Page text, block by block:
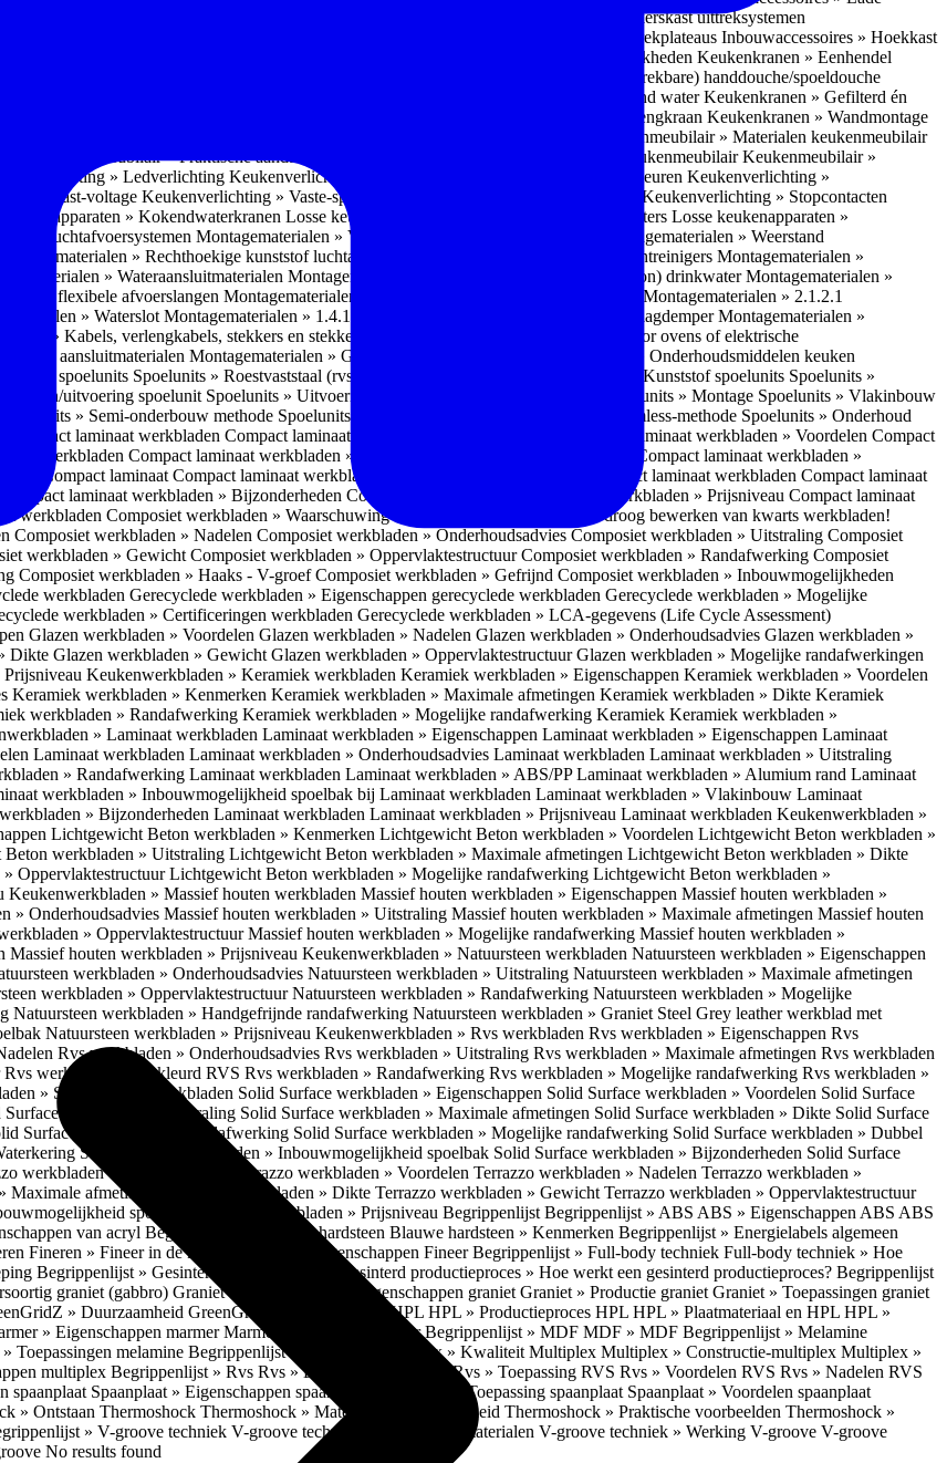
Inbouwaccessoires » Apothekerskast uittreksystemen
Inbouwaccessoires » Hoekkast uittrekplateaus Inbouwaccessoires » Hoekkast
Keukenkranen » Bedieningsmogelijkheden Keukenkranen » Eenhendel
Keukenkranen » Met (uitrekbare) handdouche/spoeldouche
Keukenkranen » Kokend waterKeukenkranen » Gefilterd én
Keukenkranen » Bladmengkraan Keukenkranen » Wandmontage
Keukenmeubilair » Materialen keukenmeubilair
Keukenmeubilair » Praktische aandachtspunten Keukenmeubilair » Duurzaamheid keukenmeubilairKeukenmeubilair »
» Ledverlichting Keukenverlichting » Installatie Keukenverlichting » Lichtkleuren Keukenverlichting »
» Vast-voltage Keukenverlichting » Vaste-spanning
Keukenverlichting » Stopcontacten
keukenapparaten » Kokendwaterkranen Losse keukenapparaten » Plintverwarming/plintheaters Losse keukenapparaten »
» Luchtafvoersystemen Montagematerialen » Verschillende Luchtafvoersystemen
Montagematerialen » Weerstand
Montagematerialen » Rechthoekige kunststof luchtafvoersystemen Montagematerialen » Luchtreinigers Montagematerialen »
» Wateraansluitmaterialen Montagematerialen » Aansluitmateriaal voor (schoon) drinkwaterMontagematerialen »
Ronde flexibele afvoerslangen Montagematerialen » Dempingsysteem van lades en deuren Montagematerialen » 2.1.2.1
» Waterslot Montagematerialen » 1.4.1 Plasmafilter Montagematerialen » WaterslagdemperMontagematerialen »
» Kabels, verlengkabels, stekkers en stekkerblokken
Montagematerialen » Kabels voor ovens of elektrische
» Gas aansluitmaterialen Montagematerialen » Gasaansluitmaterialen
Montagematerialen » Onderhoudsmiddelen keuken
spoelunits Spoelunits » Roestvaststaal (rvs) Spoelunits » Kunststof spoelunits Spoelunits »
Design/uitvoering spoelunit Spoelunits » Uitvoering Spoelunits » Montage Spoelunits » Vlakinbouw
Spoelunits » Semi-onderbouw methode Spoelunits » Tussenbouw methode Spoelunits » Rimless-methode Spoelunits » Onderhoud
Compact laminaat werkbladen Compact laminaat werkbladen » Eigenschappen
Compact laminaat werkbladen » Voordelen Compact
werkbladen Compact laminaat werkbladen » Nanotech massief laminaat werkbladen
Compact laminaat werkbladen »
Compact laminaat Compact laminaat werkbladen » Mogelijke randafwerking Compact laminaat werkbladen Compact laminaat
Compact laminaat werkbladen » Bijzonderheden Compact laminaat
Compact laminaat werkbladen » Prijsniveau Compact laminaat
werkbladen Composiet werkbladen » Waarschuwing Monteurs: bescherm je bij het droog bewerken van kwarts werkbladen!
Composiet werkbladen » Nadelen Composiet werkbladen » OnderhoudsadviesComposiet werkbladen » Uitstraling Composiet
werkbladen » Gewicht Composiet werkbladen » OppervlaktestructuurComposiet werkbladen » Randafwerking Composiet
Composiet werkbladen » Haaks - V-groefComposiet werkbladen » Gefrijnd Composiet werkbladen » Inbouwmogelijkheden
werkbladen Gerecyclede werkbladen » Eigenschappen gerecyclede werkbladen Gerecyclede werkbladen » Mogelijke
werkbladen » Certificeringen werkbladen Gerecyclede werkbladen » LCA-gegevens (Life Cycle Assessment)
Glazen werkbladen » Voordelen Glazen werkbladen » Nadelen Glazen werkbladen » Onderhoudsadvies Glazen werkbladen »
Dikte Glazen werkbladen » Gewicht Glazen werkbladen » OppervlaktestructuurGlazen werkbladen » Mogelijke randafwerkingen
Keukenwerkbladen » Keramiek werkbladen Keramiek werkbladen » Eigenschappen Keramiek werkbladen » Voordelen
Keramiek werkbladen » Kenmerken Keramiek werkbladen » Maximale afmetingen Keramiek werkbladen » Dikte Keramiek
werkbladen » Randafwerking Keramiek werkbladen » Mogelijke randafwerking Keramiek Keramiek werkbladen »
» Laminaat werkbladen Laminaat werkbladen » Eigenschappen Laminaat werkbladen » Eigenschappen Laminaat
Laminaat werkbladen Laminaat werkbladen » Onderhoudsadvies Laminaat werkbladen Laminaat werkbladen » Uitstraling
» Randafwerking Laminaat werkbladen Laminaat werkbladen » ABS/PPLaminaat werkbladen » Alumium rand Laminaat
werkbladen » Inbouwmogelijkheid spoelbak bij Laminaat werkbladen Laminaat werkbladen » Vlakinbouw Laminaat
» Bijzonderheden Laminaat werkbladen Laminaat werkbladen » Prijsniveau Laminaat werkbladen Keukenwerkbladen »
Lichtgewicht Beton werkbladen » Kenmerken Lichtgewicht Beton werkbladen » Voordelen Lichtgewicht Beton werkbladen »
werkbladen » Uitstraling Lichtgewicht Beton werkbladen » Maximale afmetingen Lichtgewicht Beton werkbladen » Dikte
OppervlaktestructuurLichtgewicht Beton werkbladen » Mogelijke randafwerking Lichtgewicht Beton werkbladen »
Keukenwerkbladen » Massief houten werkbladen Massief houten werkbladen » Eigenschappen Massief houten werkbladen »
» Onderhoudsadvies Massief houten werkbladen » Uitstraling Massief houten werkbladen » Maximale afmetingen Massief houten
» OppervlaktestructuurMassief houten werkbladen » Mogelijke randafwerking Massief houten werkbladen »
Massief houten werkbladen » Prijsniveau Keukenwerkbladen » Natuursteen werkbladen Natuursteen werkbladen » Eigenschappen
werkbladen » Onderhoudsadvies Natuursteen werkbladen » Uitstraling Natuursteen werkbladen » Maximale afmetingen
werkbladen » OppervlaktestructuurNatuursteen werkbladen » Randafwerking Natuursteen werkbladen » Mogelijke
Natuursteen werkbladen » Handgefrijnde randafwerking Natuursteen werkbladen » Graniet Steel Grey leather werkblad met
Natuursteen werkbladen » Prijsniveau Keukenwerkbladen » Rvs werkbladen Rvs werkbladen » Eigenschappen Rvs
Rvs werkbladen » Onderhoudsadvies Rvs werkbladen » Uitstraling Rvs werkbladen » Maximale afmetingen Rvs werkbladen
Rvs werkbladen » Gekleurd RVS Rvs werkbladen » Randafwerking Rvs werkbladen » Mogelijke randafwerking Rvs werkbladen »
» Solid Surface werkbladen Solid Surface werkbladen » Eigenschappen Solid Surface werkbladen » Voordelen Solid Surface
Surface werkbladen » Uitstraling Solid Surface werkbladen » Maximale afmetingen Solid Surface werkbladen » Dikte Solid Surface
Surface werkbladen » Randafwerking Solid Surface werkbladen » Mogelijke randafwerking Solid Surface werkbladen » Dubbel
Solid Surface werkbladen » Inbouwmogelijkheid spoelbak Solid Surface werkbladen » Bijzonderheden Solid Surface
werkbladen » Eigenschappen Terrazzo werkbladen » Voordelen Terrazzo werkbladen » Nadelen Terrazzo werkbladen »
Maximale afmetingen Terrazzo werkbladen » Dikte Terrazzo werkbladen » Gewicht Terrazzo werkbladen » Oppervlaktestructuur
spoelbak Terrazzo werkbladen » Prijsniveau Begrippenlijst Begrippenlijst » ABS ABS » Eigenschappen ABS ABS
van acryl Begrippenlijst » Blauwe hardsteen Blauwe hardsteen » Kenmerken Begrippenlijst » Energielabels algemeen
Fineren » Fineer in de keuken Fineren » Eigenschappen FineerBegrippenlijst » Full-body techniek Full-body techniek » Hoe
Begrippenlijst » Gesinterd productieproces Gesinterd productieproces » Hoe werkt een gesinterd productieproces? Begrippenlijst
graniet (gabbro) Graniet » Gneis Graniet » Eigenschappen graniet Graniet » Productie graniet Graniet » Toepassingen graniet
» Duurzaamheid GreenGridz Begrippenlijst » HPL HPL » Productieproces HPL HPL » Plaatmateriaal en HPL HPL »
» Eigenschappen marmerMarmer » Productie marmerBegrippenlijst » MDF MDF » MDF Begrippenlijst » Melamine
Toepassingen melamine Begrippenlijst » Multiplex Multiplex » Kwaliteit Multiplex Multiplex » Constructie-multiplex Multiplex »
multiplex Begrippenlijst » Rvs Rvs » Eigenschappen RVS Rvs » Toepassing RVS Rvs » Voordelen RVS Rvs » Nadelen RVS
spaanplaat Spaanplaat » Eigenschappen spaanplaat Spaanplaat » Toepassing spaanplaat Spaanplaat » Voordelen spaanplaat
» Ontstaan Thermoshock Thermoshock » Materialen & gevoeligheid Thermoshock » Praktische voorbeelden Thermoshock »
» V-groove techniek V-groove techniek » Toepasbare materialen V-groove techniek » Werking V-groove V-groove
No results found